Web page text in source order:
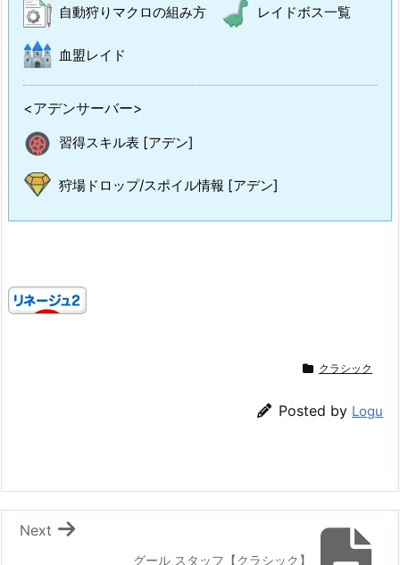
自動狩りマクロの組み方 レイドボス一覧
血盟レイド
<アデンサーバー>
習得スキル表 [アデン]
狩場ドロップ/スポイル情報 [アデン]
クラシック
Posted by Logu
グール スタッフ【クラシック】
Next